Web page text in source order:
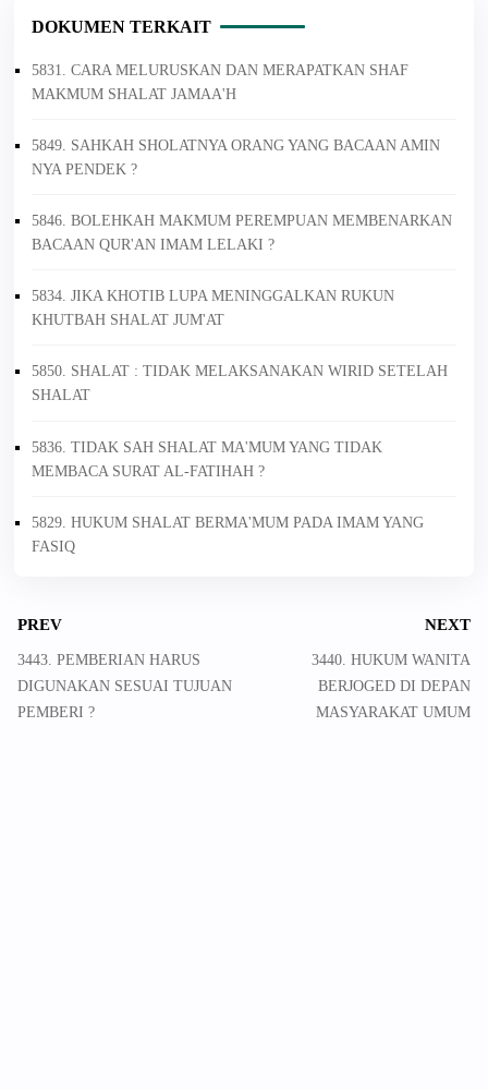
DOKUMEN TERKAIT
5831. CARA MELURUSKAN DAN MERAPATKAN SHAF
MAKMUM SHALAT JAMAA'H
5849. SAHKAH SHOLATNYA ORANG YANG BACAAN AMIN
NYA PENDEK ?
5846. BOLEHKAH MAKMUM PEREMPUAN MEMBENARKAN
BACAAN QUR'AN IMAM LELAKI ?
5834. JIKA KHOTIB LUPA MENINGGALKAN RUKUN
KHUTBAH SHALAT JUM'AT
5850. SHALAT : TIDAK MELAKSANAKAN WIRID SETELAH
SHALAT
5836. TIDAK SAH SHALAT MA'MUM YANG TIDAK
MEMBACA SURAT AL-FATIHAH ?
5829. HUKUM SHALAT BERMA'MUM PADA IMAM YANG
FASIQ
PREV
3443. PEMBERIAN HARUS
DIGUNAKAN SESUAI TUJUAN
PEMBERI ?
NEXT
3440. HUKUM WANITA
BERJOGED DI DEPAN
MASYARAKAT UMUM